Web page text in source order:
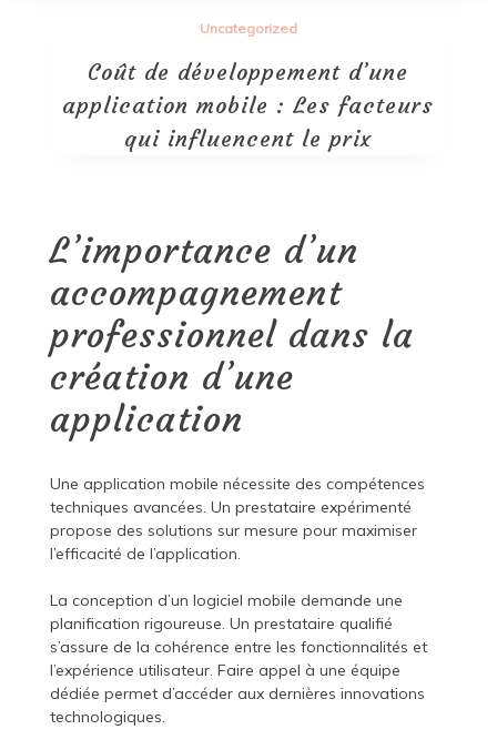
Uncategorized
Coût de développement d’une
application mobile : Les facteurs
qui influencent le prix
L’importance d’un
accompagnement
professionnel dans la
création d’une
application
Une application mobile nécessite des compétences
techniques avancées. Un prestataire expérimenté
propose des solutions sur mesure pour maximiser
l’efficacité de l’application.
La conception d’un logiciel mobile demande une
planification rigoureuse. Un prestataire qualifié
s’assure de la cohérence entre les fonctionnalités et
l’expérience utilisateur. Faire appel à une équipe
dédiée permet d’accéder aux dernières innovations
technologiques.